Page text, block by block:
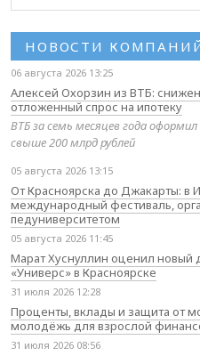
НОВОСТИ
06 августа 2026 13:25
Алексей Охорзин из ВТБ:
отложенный спрос на ипотеку
ВТБ за семь месяцев года
свыше 200 млрд рублей
05 августа 2026 13:15
От Красноярска до Джакарты: в
международный фестиваль,
педуниверситетом
05 августа 2026 11:45
Марат Хуснуллин оценил новый
«Универс» в Красноярске
31 июля 2026 12:28
Проценты, вклады и защита от
молодёжь для взрослой
31 июля 2026 08:56